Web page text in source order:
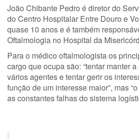
João Chibante Pedro é diretor do
do Centro Hospitalar Entre Douro e
quase 10 anos e é também
Oftalmologia no Hospital da
Para o médico oftalmologista os
cargo que ocupa são: “tentar manter
vários agentes e tentar gerir os
função de um interesse maior”, mas
as constantes falhas do sistema